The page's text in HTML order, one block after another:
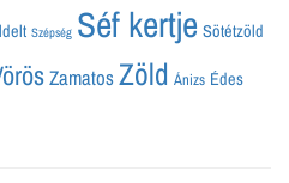
Szépség Séf kertje Sötétzöld
ZamatosZöld Ánizs Édes